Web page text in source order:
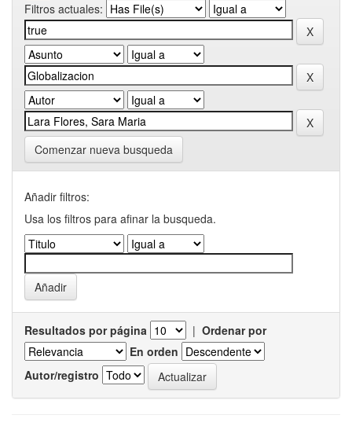
Filtros actuales:
Comenzar nueva busqueda
Añadir filtros:
Usa los filtros para afinar la busqueda.
Resultados por página | Ordenar por
En orden
Autor/registro